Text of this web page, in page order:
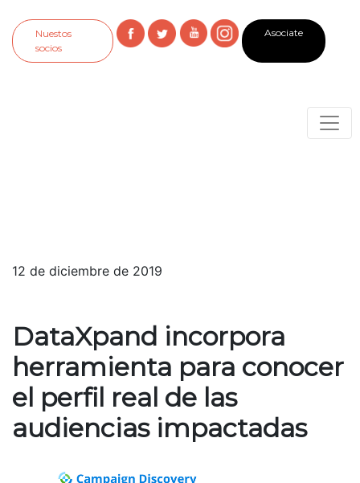
Nuestos
socios
Asociate
12 de diciembre de 2019
DataXpand incorpora
herramienta para conocer
el perfil real de las
audiencias impactadas